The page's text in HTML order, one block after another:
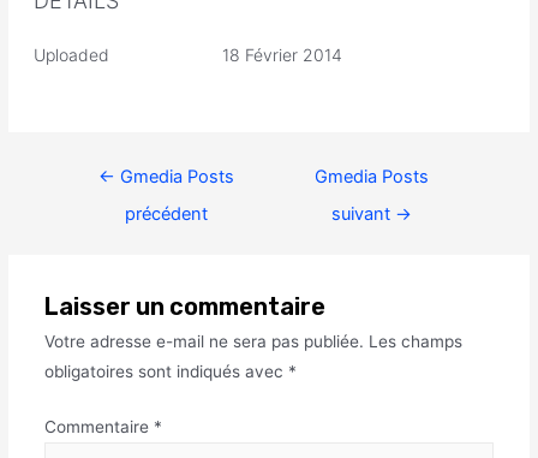
Uploaded 18 Février 2014
← Gmedia Posts
précédent
Gmedia Posts
suivant →
Laisser un commentaire
Votre adresse e-mail ne sera pas publiée. Les champs
obligatoires sont indiqués avec *
Commentaire *